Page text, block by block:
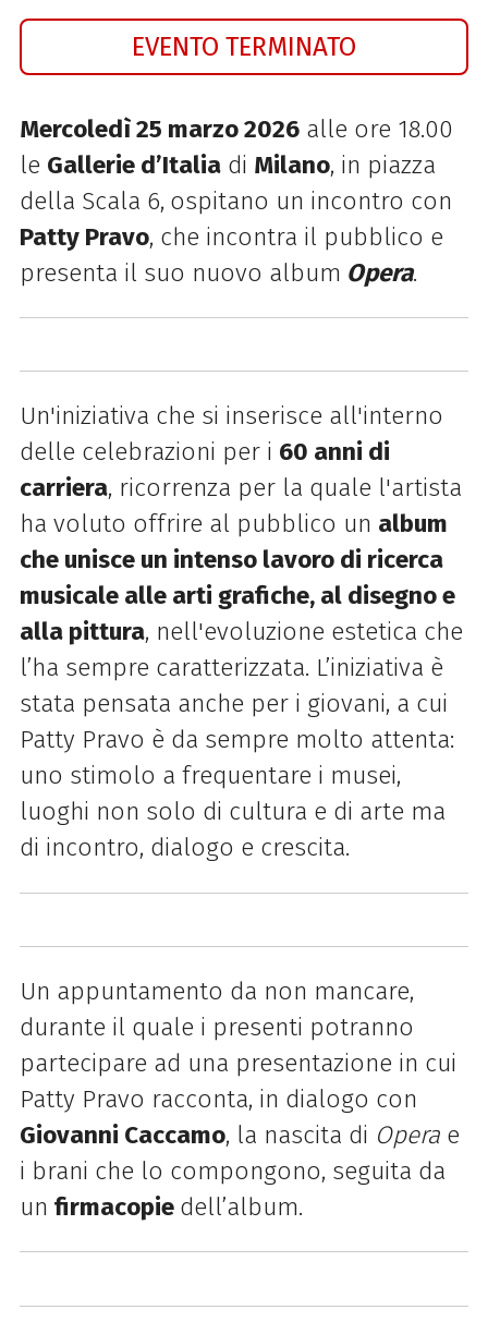
EVENTO TERMINATO
Mercoledì 25 marzo 2026alle ore 18.00
le Gallerie d’Italiadi Milano, in piazza
della Scala 6, ospitano un incontro con
Patty Pravo, che incontra il pubblico e
presenta il suo nuovo album Opera.
Un'iniziativa che si inserisce all'interno
delle celebrazioni per i 60 anni di
carriera, ricorrenza per la quale l'artista
ha voluto offrire al pubblico un album
che unisce un intenso lavoro di ricerca
musicale alle arti grafiche, al disegno e
alla pittura, nell'evoluzione estetica che
l’ha sempre caratterizzata. L’iniziativa è
stata pensata anche per i giovani, a cui
Patty Pravo è da sempre molto attenta:
uno stimolo a frequentare i musei,
luoghi non solo di cultura e di arte ma
di incontro, dialogo e crescita.
Un appuntamento da non mancare,
durante il quale i presenti potranno
partecipare ad una presentazione in cui
Patty Pravo racconta, in dialogo con
Giovanni Caccamo, la nascita di Operae
i brani che lo compongono, seguita da
un firmacopie dell’album.